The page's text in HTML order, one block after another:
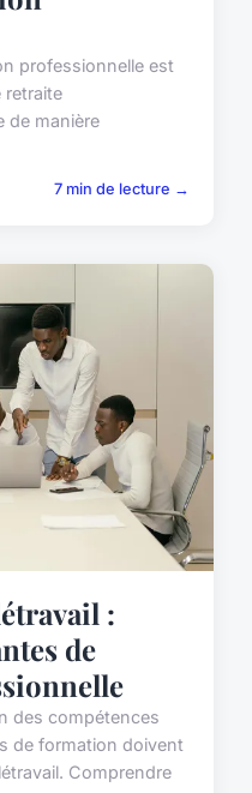
professionnelle est
retraite
de manière
7 min de lecture →
:
de
des compétences
de formation doivent
Comprendre